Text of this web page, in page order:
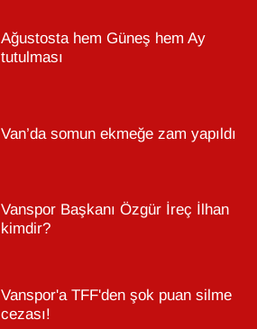
Ağustosta hem Güneş hem Ay
tutulması
Van’da somun ekmeğe zam yapıldı
Vanspor Başkanı Özgür İreç İlhan
kimdir?
Vanspor'a TFF'den şok puan silme
cezası!